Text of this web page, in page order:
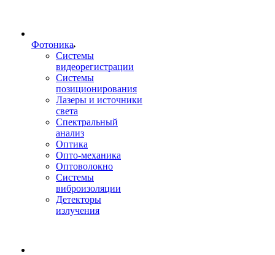
Фотоника
Cистемы
видеорегистрации
Системы
позиционирования
Лазеры и источники
света
Спектральный
анализ
Оптика
Опто-механика
Оптоволокно
Системы
виброизоляции
Детекторы
излучения